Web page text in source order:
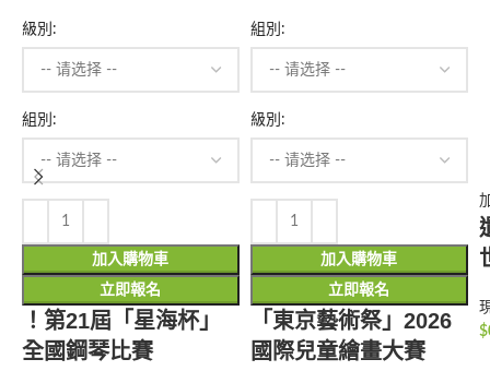
級別:
組別:
加入購物車
立即報名
！第21屆「星海杯」
全國鋼琴比賽
組別:
級別:
加入購物車
立即報名
「東京藝術祭」2026
國際兒童繪畫大賽
$